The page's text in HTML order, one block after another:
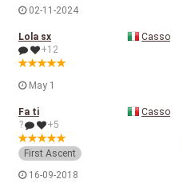
02-11-2024
Lola sx
+12
May 1
Casso
Fa ti
?
+5
First Ascent
16-09-2018
Casso